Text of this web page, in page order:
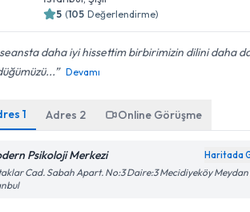
5 (105 Değerlendirme)
daha iyi hissettim birbirimizin dilini daha
Devamı
1 Adres 2 Online Görüşme
Psikoloji Merkezi Haritada
Cad. Sabah Apart. No:3 Daire:3 Mecidiyeköy Meydan